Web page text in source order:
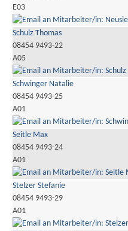
E03
Schulz Thomas
08454 9493-22
A05
Schwinger Natalie
08454 9493-25
A01
Seitle Max
08454 9493-24
A01
Stelzer Stefanie
08454 9493-29
A01